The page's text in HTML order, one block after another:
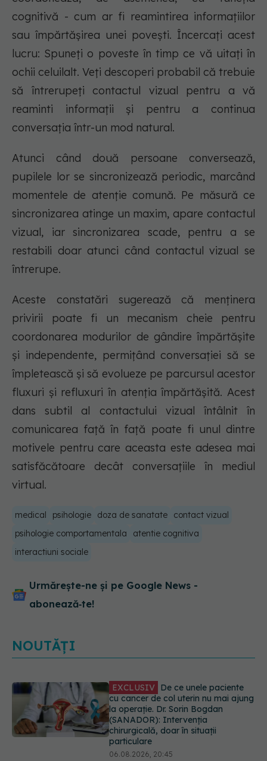
cognitivă - cum ar fi reamintirea informațiilor
sau împărtășirea unei povești. Încercați acest
lucru: Spuneți o poveste în timp ce vă uitați în
ochii celuilalt. Veți descoperi probabil că trebuie
să întrerupeți contactul vizual pentru a vă
reaminti informații și pentru a continua
conversația într-un mod natural.
Atunci când două persoane conversează,
pupilele lor se sincronizează periodic, marcând
momentele de atenție comună. Pe măsură ce
sincronizarea atinge un maxim, apare contactul
vizual, iar sincronizarea scade, pentru a se
restabili doar atunci când contactul vizual se
întrerupe.
Aceste constatări sugerează că menținera
privirii poate fi un mecanism cheie pentru
coordonarea modurilor de gândire împărtășite
și independente, permițând conversației să se
împletească și să evolueze pe parcursul acestor
fluxuri și refluxuri în atenția împărtășită. Acest
dans subtil al contactului vizual întâlnit în
comunicarea față în față poate fi unul dintre
motivele pentru care aceasta este adesea mai
satisfăcătoare decât conversațiile în mediul
virtual.
medical psihologie doza de sanatate
contact vizual
psihologie comportamentala
atentie cognitiva
interactiuni sociale
Urmărește-ne și pe Google News -
abonează‑te!
NOUTĂȚI
Alertă în Europa după un nou caz
de hantavirus Anzi, singura tulpină
care se transmite de la om la om
06.08.2026, 20:06
Mii de angajați din Sănătate ar